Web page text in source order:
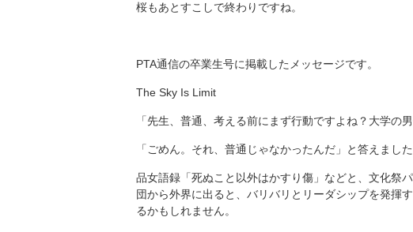
桜もあとすこしで終わりですね。
PTA通信の卒業生号に掲載したメッセージです。
The Sky Is Limit
「先生、普通、考える前にまず行動ですよね？大学の
「ごめん。それ、普通じゃなかったんだ」と答えました
品女語録「死ぬこと以外はかすり傷」などと、文化祭
団から外界に出ると、バリバリとリーダシップを発揮
るかもしれません。